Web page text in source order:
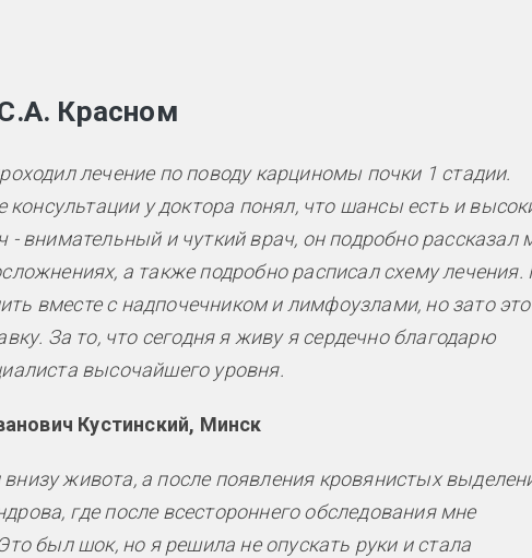
Красном
лечение по поводу карциномы почки 1 стадии.
у доктора понял, что шансы есть и
внимательный и чуткий врач, он подробно рассказал
а также подробно расписал схему лечения.
вместе с надпочечником и лимфоузлами, но зато это
За то, что сегодня я живу я сердечно благодарю
высочайшего уровня.
Кустинский, Минск
живота, а после появления кровянистых
где после всестороннего обследования мне
был шок, но я решила не опускать руки и стала